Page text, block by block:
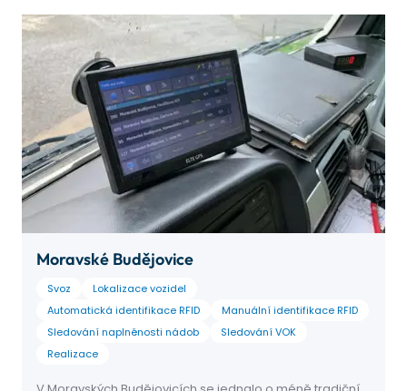
Moravské Budějovice
Svoz
Lokalizace vozidel
Automatická identifikace RFID
Manuální identifikace RFID
Sledování naplněnosti nádob
Sledování VOK
Realizace